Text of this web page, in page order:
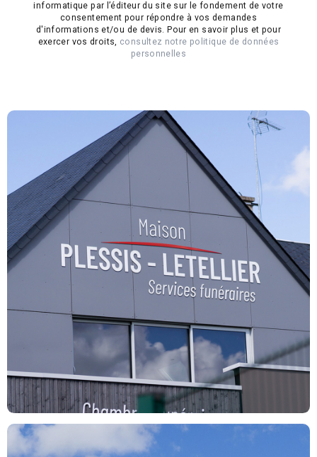
informatique par l’éditeur du site sur le fondement de votre
consentement pour répondre à vos demandes
d'informations et/ou de devis. Pour en savoir plus et pour
exercer vos droits, consultez notre politique de données
personnelles